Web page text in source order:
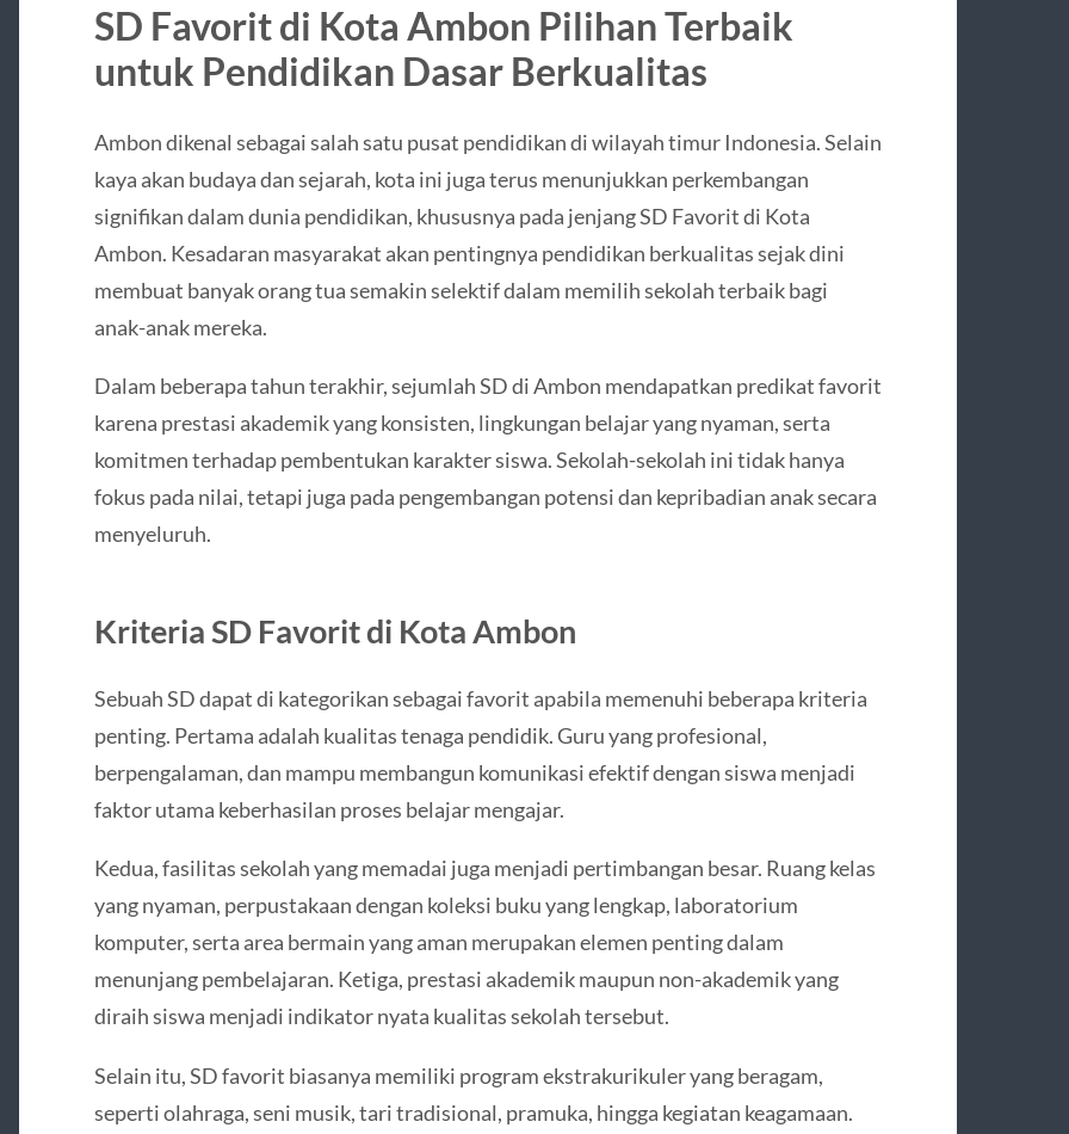
SD Favorit di Kota Ambon Pilihan Terbaik
untuk Pendidikan Dasar Berkualitas
Ambondikenal sebagai salah satu pusat pendidikan di wilayah timur Indonesia. Selain
kaya akan budaya dan sejarah, kota ini juga terus menunjukkan perkembangan
signifikan dalam dunia pendidikan, khususnya pada jenjang SD Favorit di Kota
Ambon. Kesadaran masyarakat akan pentingnya pendidikan berkualitas sejak dini
membuat banyak orang tua semakin selektif dalam memilih sekolah terbaik bagi
anak-anak mereka.
Dalam beberapa tahun terakhir, sejumlah SD di Ambon mendapatkan predikat favorit
karena prestasi akademik yang konsisten, lingkungan belajar yang nyaman, serta
komitmen terhadap pembentukan karakter siswa. Sekolah-sekolah ini tidak hanya
fokus pada nilai, tetapi juga pada pengembangan potensi dan kepribadian anak secara
menyeluruh.
Kriteria SD Favorit di Kota Ambon
Sebuah SD dapat di kategorikan sebagai favorit apabila memenuhi beberapa kriteria
penting. Pertama adalah kualitas tenaga pendidik. Guru yang profesional,
berpengalaman, dan mampu membangun komunikasi efektif dengan siswa menjadi
faktor utama keberhasilan proses belajar mengajar.
Kedua, fasilitas sekolah yang memadai juga menjadi pertimbangan besar. Ruang kelas
yang nyaman, perpustakaan dengan koleksi buku yang lengkap, laboratorium
komputer, serta area bermain yang aman merupakan elemen penting dalam
menunjang pembelajaran. Ketiga, prestasi akademik maupun non-akademik yang
diraih siswa menjadi indikator nyata kualitas sekolah tersebut.
Selain itu, SD favorit biasanya memiliki program ekstrakurikuler yang beragam,
seperti olahraga, seni musik, tari tradisional, pramuka, hingga kegiatan keagamaan.